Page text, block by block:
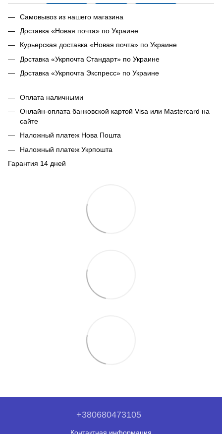
Самовывоз из нашего магазина
Доставка «Новая почта» по Украине
Курьерская доставка «Новая почта» по Украине
Доставка «Укрпочта Стандарт» по Украине
Доставка «Укрпочта Экспресс» по Украине
Оплата наличными
Онлайн-оплата банковской картой Visa или Mastercard на
сайте
Наложный платеж Нова Пошта
Наложный платеж Укрпошта
Гарантия 14 дней
+380680473105